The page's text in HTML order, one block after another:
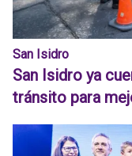
San Isidro
San Isidro ya
tránsito para